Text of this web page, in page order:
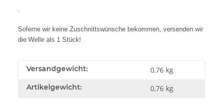
Soferne wir keine Zuschnittswünsche bekommen, versenden wir
die Welle als 1 Stück!
Versandgewicht: 0,76 kg
Artikelgewicht: 0,76 kg